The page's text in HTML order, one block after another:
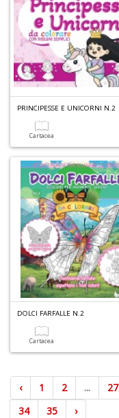
PRINCIPESSE E UNICORNI N.2
Cartacea
DOLCI FARFALLE N.2
Cartacea
‹ 1 2 ... 27
34
35 ›